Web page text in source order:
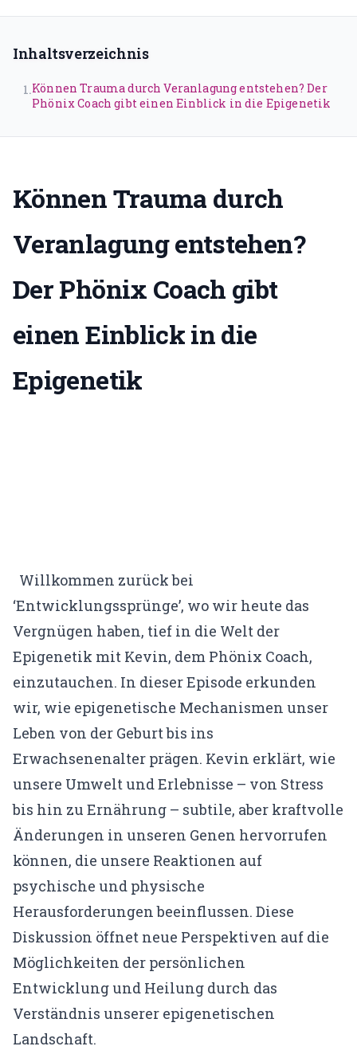
Traumatherapie (DeGPT)
Supervision
Dein Weg in deine Großartigkeit
Der Leuchtturmweg
Narrative
Traumasensibles Coaching
Unser Team
EMDR Live Webinar
EMDR Live Session – Aufzeichnung
Supervision
📝 Blog
KONTO
Expertenfinder-Profil
Inhaltsverzeichnis
1.Können Trauma durch Veranlagung entstehen? Der
Phönix Coach gibt einen Einblick in die Epigenetik
Können Trauma durch
Veranlagung entstehen?
Der Phönix Coach gibt
einen Einblick in die
Epigenetik
Willkommen zurück bei
‘Entwicklungssprünge’, wo wir heute das
Vergnügen haben, tief in die Welt der
Epigenetik mit Kevin, dem Phönix Coach,
einzutauchen. In dieser Episode erkunden
wir, wie epigenetische Mechanismen unser
Leben von der Geburt bis ins
Erwachsenenalter prägen. Kevin erklärt, wie
unsere Umwelt und Erlebnisse – von Stress
bis hin zu Ernährung – subtile, aber kraftvolle
Änderungen in unseren Genen hervorrufen
können, die unsere Reaktionen auf
psychische und physische
Herausforderungen beeinflussen. Diese
Diskussion öffnet neue Perspektiven auf die
Möglichkeiten der persönlichen
Entwicklung und Heilung durch das
Verständnis unserer epigenetischen
Landschaft.